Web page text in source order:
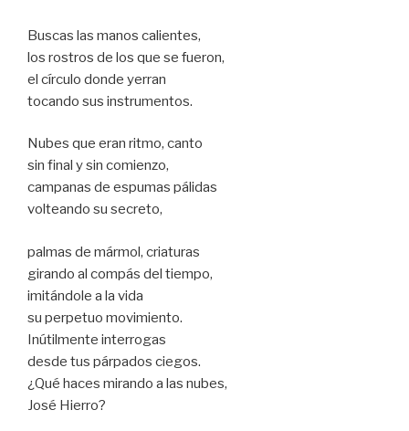
Buscas las manos calientes,
los rostros de los que se fueron,
el círculo donde yerran
tocando sus instrumentos.
Nubes que eran ritmo, canto
sin final y sin comienzo,
campanas de espumas pálidas
volteando su secreto,
palmas de mármol, criaturas
girando al compás del tiempo,
imitándole a la vida
su perpetuo movimiento.
Inútilmente interrogas
desde tus párpados ciegos.
¿Qué haces mirando a las nubes,
José Hierro?